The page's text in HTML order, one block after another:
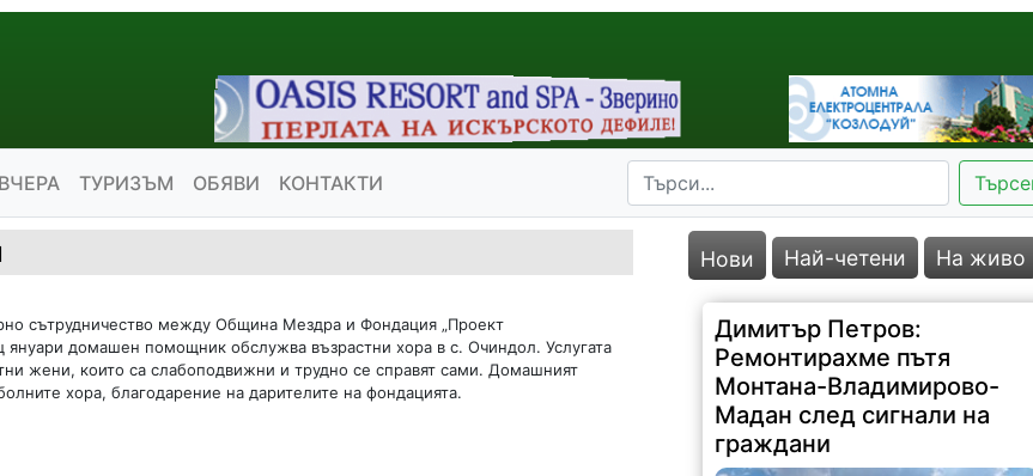
ТУРИЗЪМ ОБЯВИ КОНТАКТИ
сътрудничество между Община Мездра и Фондация „Проект
януари домашен помощник обслужва възрастни хора в с. Очиндол. Услугата
жени, които са слабоподвижни и трудно се справят сами. Домашният
хора, благодарение на дарителите на фондацията.
Нови Най-четени На живо
Димитър Петров:
Ремонтирахме пътя
Монтана-Владимирово-
Мадан след сигнали на
граждани